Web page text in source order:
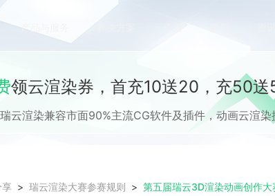
产品与服务
领云渲染券，首充10送20，充50
云渲染兼容市面90%主流CG软件及插件，动画云渲染
瑞云渲染大赛参赛规则